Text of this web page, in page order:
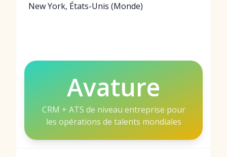
New York, États-Unis (Monde)
Avature
CRM + ATS de niveau entreprise pour
les opérations de talents mondiales